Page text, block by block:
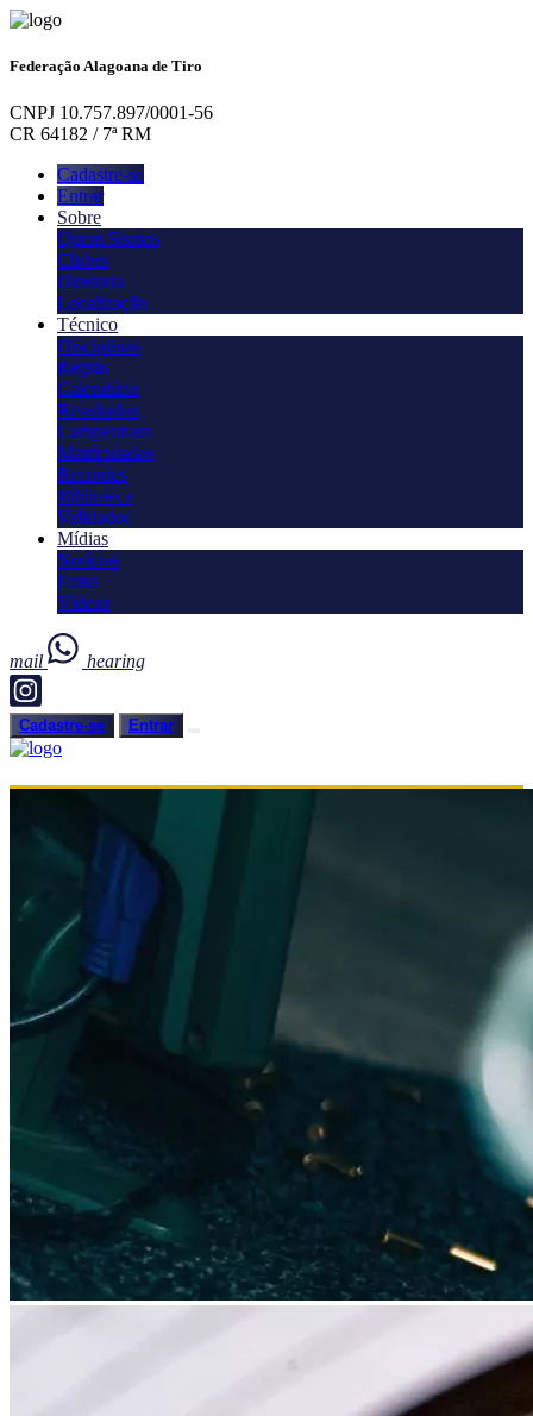
Federação Alagoana de Tiro
CNPJ 10.757.897/0001-56
CR 64182 / 7ª RM
Cadastre-se
Entrar
Sobre
Quem Somos
Clubes
Diretoria
Localização
Técnico
Disciplinas
Regras
Calendário
Resultados
Campeonato
Matriculados
Recordes
Biblioteca
Validador
Mídias
Notícias
Fotos
Vídeos
mail hearing
Cadastre-se Entrar